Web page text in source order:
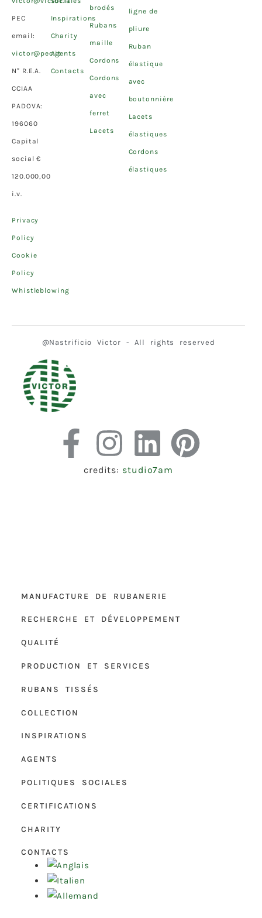
PEC
email:
victor@pec.it
N° R.E.A.
CCIAA
PADOVA:
196060
Capital
social €
120.000,00
i.v.
Privacy
Policy
Cookie
Policy
Whistleblowing
Inspirations
Charity
Agents
Contacts
brodés
Rubans
maille
Cordons
Cordons
avec
ferret
Lacets
ligne de
pliure
Ruban
élastique
avec
boutonnière
Lacets
élastiques
Cordons
élastiques
@Nastrificio Victor - All rights reserved
credits: studio7am
MANUFACTURE DE RUBANERIE
RECHERCHE ET DÉVELOPPEMENT
QUALITÉ
PRODUCTION ET SERVICES
RUBANS TISSÉS
COLLECTION
INSPIRATIONS
AGENTS
POLITIQUES SOCIALES
CERTIFICATIONS
CHARITY
CONTACTS